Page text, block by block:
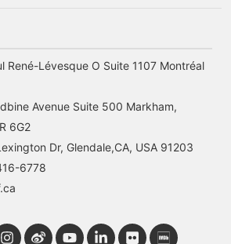
René-Lévesque O Suite 1107 Montréal
Avenue Suite 500 Markham,
6G2
Dr, Glendale,CA, USA 91203
6778